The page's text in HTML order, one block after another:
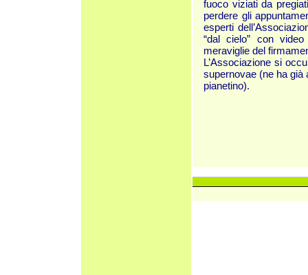
fuoco viziati da
perdere gli
esperti
“dal cielo” con
meraviglie del
L’Associazione si
supernovae (ne ha già
pianetino).